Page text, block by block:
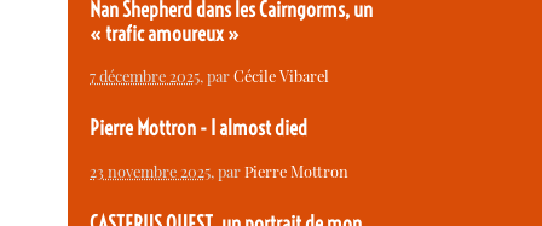
Nan Shepherd dans les Cairngorms, un
« trafic amoureux »
7 décembre 2025, parCécile Vibarel
Pierre Mottron - I almost died
23 novembre 2025, parPierre Mottron